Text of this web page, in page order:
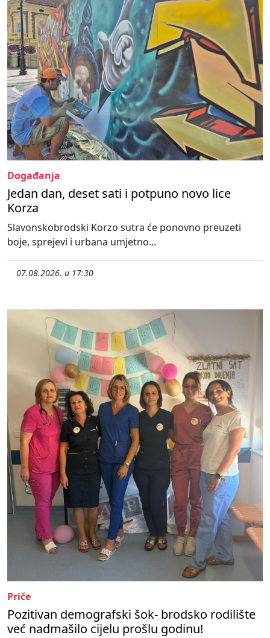
Događanja
Jedan dan, deset sati i potpuno novo lice
Korza
Slavonskobrodski Korzo sutra će ponovno preuzeti
boje, sprejevi i urbana umjetno...
07.08.2026. u 17:30
Priče
Pozitivan demografski šok- brodsko rodilište
već nadmašilo cijelu prošlu godinu!